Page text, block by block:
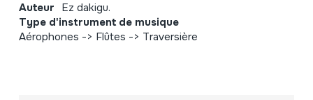
Auteur Ez dakigu.
Type d'instrument de musique
Aérophones -> Flûtes -> Traversière